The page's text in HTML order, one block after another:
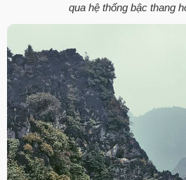
qua hệ thống bậc thang